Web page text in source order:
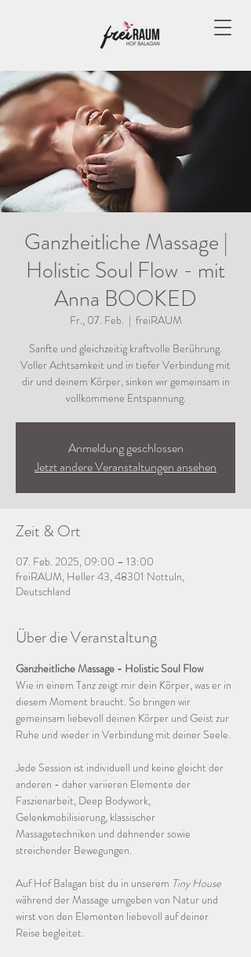
Ganzheitliche Massage |
Holistic Soul Flow - mit
Anna BOOKED
Fr., 07. Feb.
  |
freiRAUM
Sanfte und gleichzeitig kraftvolle Berührung.
Voller Achtsamkeit und in tiefer Verbindung mit
dir und deinem Körper, sinken wir gemeinsam in
vollkommene Entspannung.
Anmeldung geschlossen
Jetzt andere Veranstaltungen ansehen
Zeit & Ort
07. Feb. 2025, 09:00 – 13:00
freiRAUM, Heller 43, 48301 Nottuln,
Deutschland
Über die Veranstaltung
Ganzheitliche Massage - Holistic Soul Flow
Wie in einem Tanz zeigt mir dein Körper, was er in
diesem Moment braucht. So bringen wir
gemeinsam liebevoll deinen Körper und Geist zur
Ruhe und wieder in Verbindung mit deiner Seele.
Jede Session ist individuell und keine gleicht der
anderen - daher variieren Elemente der
Faszienarbeit, Deep Bodywork,
Gelenkmobilisierung, klassischer
Massagetechniken und dehnender sowie
streichender Bewegungen.
Auf Hof Balagan bist du in unserem Tiny House
während der Massage umgeben von Natur und
wirst von den Elementen liebevoll auf deiner
Reise begleitet.